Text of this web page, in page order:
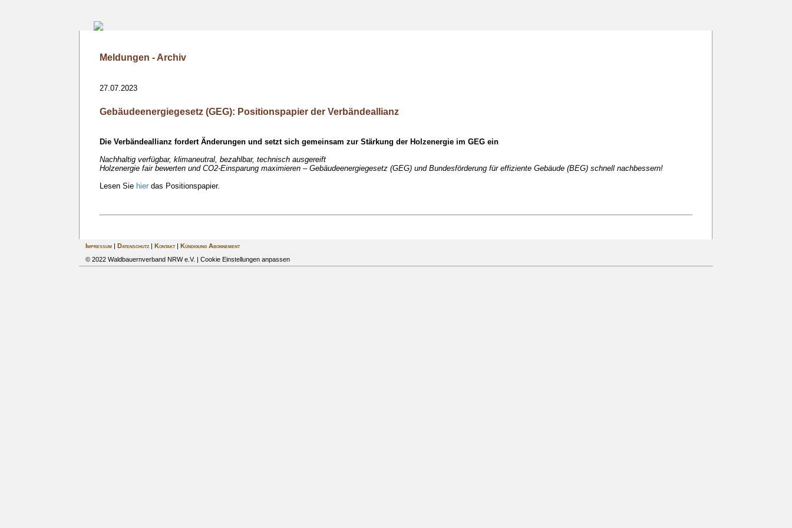
Meldungen - Archiv
27.07.2023
Gebäudeenergiegesetz (GEG): Positionspapier der Verbändeallianz
Die Verbändeallianz fordert Änderungen und setzt sich gemeinsam zur Stärkung der Holzenergie im GEG ein
Nachhaltig verfügbar, klimaneutral, bezahlbar, technisch ausgereift
Holzenergie fair bewerten und CO2-Einsparung maximieren – Gebäudeenergiegesetz (GEG) und Bundesförderung für effiziente Gebäude (BEG) schnell nachbessern!
Lesen Sie hierdas Positionspapier.
Impressum Datenschutz Kontakt|
Kündigung Abonnement
© 2022 Waldbauernverband NRW e.V. |Cookie Einstellungen anpassen